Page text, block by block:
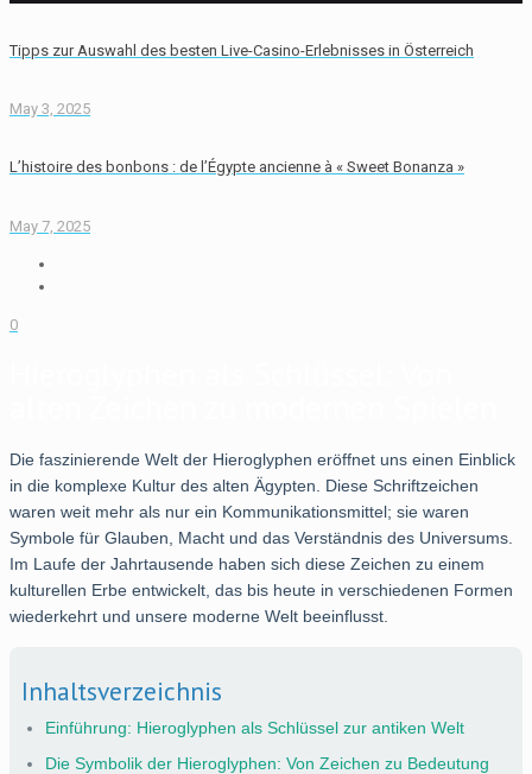
Tipps zur Auswahl des besten Live-Casino-Erlebnisses in Österreich
May 3, 2025
L’histoire des bonbons : de l’Égypte ancienne à « Sweet Bonanza »
May 7, 2025
0
Die faszinierende Welt der Hieroglyphen eröffnet uns einen Einblick
in die komplexe Kultur des alten Ägypten. Diese Schriftzeichen
waren weit mehr als nur ein Kommunikationsmittel; sie waren
Symbole für Glauben, Macht und das Verständnis des Universums.
Im Laufe der Jahrtausende haben sich diese Zeichen zu einem
kulturellen Erbe entwickelt, das bis heute in verschiedenen Formen
wiederkehrt und unsere moderne Welt beeinflusst.
Inhaltsverzeichnis
Einführung: Hieroglyphen als Schlüssel zur antiken Welt
Die Symbolik der Hieroglyphen: Von Zeichen zu Bedeutung